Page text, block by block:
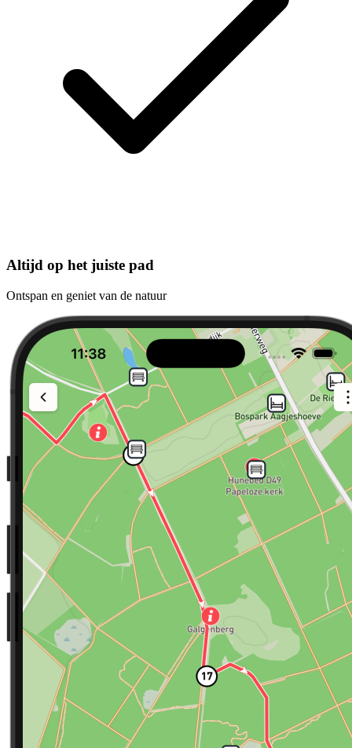
Altijd op het juiste pad
Ontspan en geniet van de natuur